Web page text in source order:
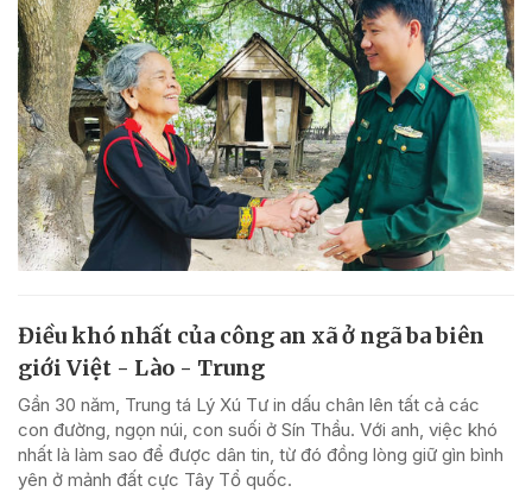
Điều khó nhất của công an xã ở ngã ba biên
giới Việt - Lào - Trung
Gần 30 năm, Trung tá Lý Xú Tư in dấu chân lên tất cả các
con đường, ngọn núi, con suối ở Sín Thầu. Với anh, việc khó
nhất là làm sao để được dân tin, từ đó đồng lòng giữ gìn bình
yên ở mảnh đất cực Tây Tổ quốc.